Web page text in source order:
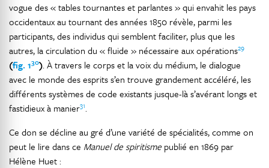
vogue des « tables tournantes et parlantes » qui envahit les pays
occidentaux au tournant des années 1850 révèle, parmi les
participants, des individus qui semblent faciliter, plus que les
autres, la circulation du « fluide » nécessaire aux opérations29
(fig. 130). À travers le corps et la voix du médium, le dialogue
avec le monde des esprits s’en trouve grandement accéléré, les
différents systèmes de code existants jusque-là s’avérant longs et
fastidieux à manier31.
Ce don se décline au gré d’une variété de spécialités, comme on
peut le lire dans ce Manuel de spiritisme publié en 1869 par
Hélène Huet :